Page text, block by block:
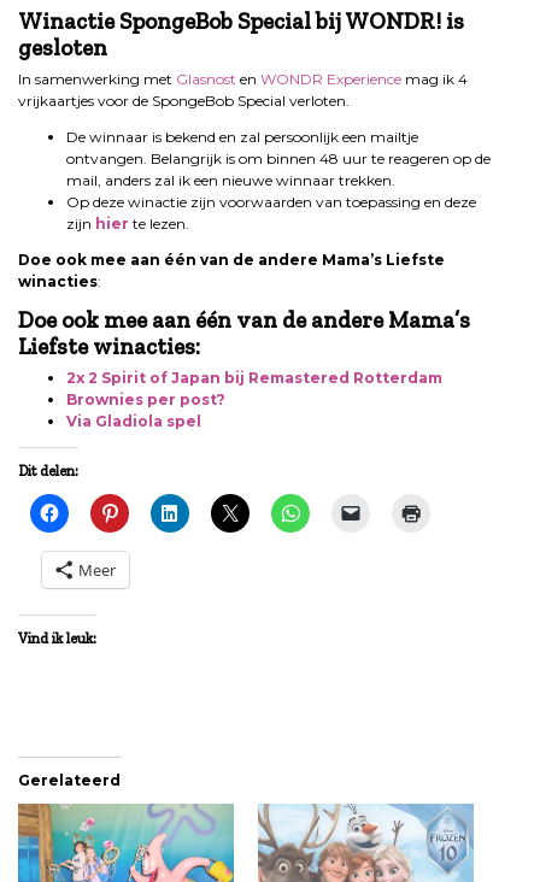
Winactie SpongeBob Special bij WONDR! is
gesloten
In samenwerking met Glasnost en WONDR Experience mag ik 4
vrijkaartjes voor de SpongeBob Special verloten.
De winnaar is bekend en zal persoonlijk een mailtje
ontvangen. Belangrijk is om binnen 48 uur te reageren op de
mail, anders zal ik een nieuwe winnaar trekken.
Op deze winactie zijn voorwaarden van toepassing en deze
zijn hier te lezen.
Doe ook mee aan één van de andere Mama’s Liefste
winacties:
Doe ook mee aan één van de andere Mama’s
Liefste winacties:
2x 2 Spirit of Japan bij Remastered Rotterdam
Brownies per post?
Via Gladiola spel
Dit delen:
Meer
Vind ik leuk:
Gerelateerd